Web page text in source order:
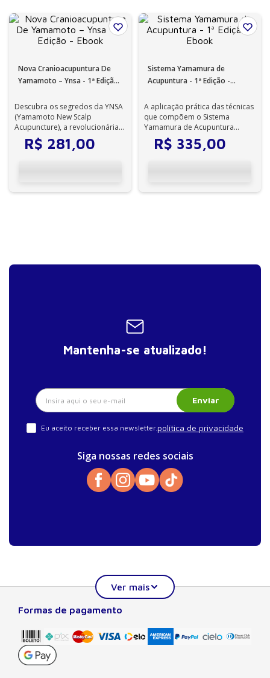
Nova Cranioacupuntura De
Yamamoto – Ynsa - 1ª Edição
Descubra os segredos da YNSA
(Yamamoto New Scalp
Acupuncture), a revolucionária
técnica de cranioacupuntura
desenvolvida...
R$ 281,00
Sistema Yamamura de
Acupuntura - 1ª Edição -
A aplicação prática das técnicas
que compõem o Sistema
Yamamura de Acupuntura
mostrou-se bastante eficaz e é
amplamente ...
R$ 335,00
Mantenha-se atualizado!
Enviar
Eu aceito receber essa newsletter.política de privacidade
Siga nossas redes sociais
A Editora Manole é líder em prover conteúdo essencial à
formação do estudante, do profissional nas áreas
científicas, técnicas e profissionais. Seu catálogo, com
Formas de pagamento